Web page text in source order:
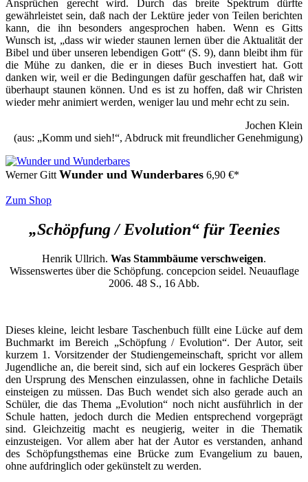
Ansprüchen gerecht wird. Durch das breite Spektrum dürfte
gewährleistet sein, daß nach der Lektüre jeder von Teilen berichten
kann, die ihn besonders angesprochen haben. Wenn es Gitts
Wunsch ist, „dass wir wieder staunen lernen über die Aktualität der
Bibel und über unseren lebendigen Gott“ (S. 9), dann bleibt ihm für
die Mühe zu danken, die er in dieses Buch investiert hat. Gott
danken wir, weil er die Bedingungen dafür geschaffen hat, daß wir
überhaupt staunen können. Und es ist zu hoffen, daß wir Christen
wieder mehr animiert werden, weniger lau und mehr echt zu sein.
Jochen Klein
(aus: „Komm und sieh!“, Abdruck mit freundlicher Genehmigung)
Werner Gitt Wunder und Wunderbares 6,90 €*
Zum Shop
„Schöpfung / Evolution“ für Teenies
Henrik Ullrich. Was Stammbäume verschweigen.
Wissenswertes über die Schöpfung. concepcion seidel. Neuauflage
2006. 48 S., 16 Abb.
Dieses kleine, leicht lesbare Taschenbuch füllt eine Lücke auf dem
Buchmarkt im Bereich „Schöpfung / Evolution“. Der Autor, seit
kurzem 1. Vorsitzender der Studiengemeinschaft, spricht vor allem
Jugendliche an, die bereit sind, sich auf ein lockeres Gespräch über
den Ursprung des Menschen einzulassen, ohne in fachliche Details
einsteigen zu müssen. Das Buch wendet sich also gerade auch an
Schüler, die das Thema „Evolution“ noch nicht ausführlich in der
Schule hatten, jedoch durch die Medien entsprechend vorgeprägt
sind. Gleichzeitig macht es neugierig, weiter in die Thematik
einzusteigen. Vor allem aber hat der Autor es verstanden, anhand
des Schöpfungsthemas eine Brücke zum Evangelium zu bauen,
ohne aufdringlich oder gekünstelt zu werden.